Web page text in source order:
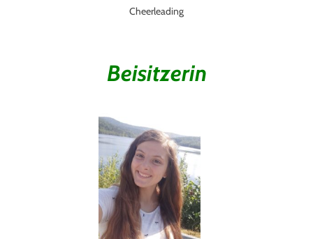
Cheerleading
Beisitzerin